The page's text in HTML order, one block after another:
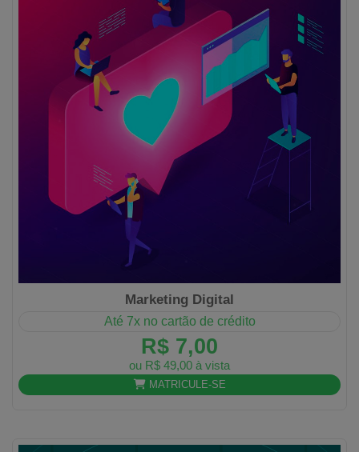
Marketing Digital
Até 7x no cartão de crédito
R$ 7,00
ou R$ 49,00 à vista
MATRICULE-SE